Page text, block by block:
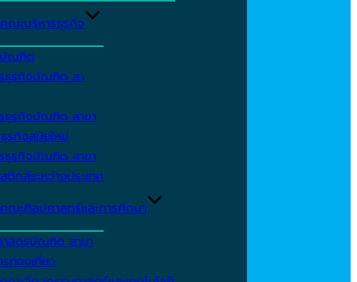
คณะบริหารธุรกิจ
ณฑิต
ธุรกิจบัณฑิต สา
ธุรกิจบัณฑิต สาขา
รกิจสมัยใหม่
ธุรกิจบัณฑิต สาขา
ติกส์ระหว่างประเทศ
คณะศิลปศาสตร์และการศึกษา
สตรบัณฑิต สาขา
ท่องเที่ยว